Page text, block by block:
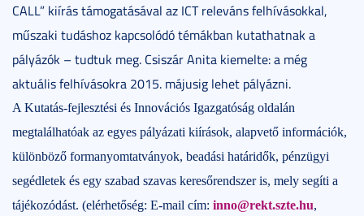
CALL” kiírás támogatásával az ICT releváns felhívásokkal,
műszaki tudáshoz kapcsolódó témákban kutathatnak a
pályázók – tudtuk meg. Csiszár Anita kiemelte: a még
aktuális felhívásokra 2015. májusig lehet pályázni.
A Kutatás-fejlesztési és Innovációs Igazgatóság oldalán
megtalálhatóak az egyes pályázati kiírások, alapvető információk,
különböző formanyomtatványok, beadási határidők, pénzügyi
segédletek és egy szabad szavas keresőrendszer is, mely segíti a
tájékozódást. (elérhetőség: E-mail cím: inno@rekt.szte.hu,